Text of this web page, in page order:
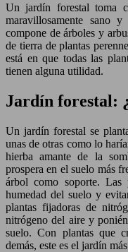
Un jardín forestal toma
maravillosamente sano
compone de árboles y
de tierra de plantas
está en que todas las
tienen alguna utilidad.
Jardín forestal:
Un jardín forestal se
unas de otras como lo
hierba amante de la
prospera en el suelo más
árbol como soporte. Las
humedad del suelo y
plantas fijadoras de
nitrógeno del aire y
suelo. Con plantas que
demás, este es el jardín